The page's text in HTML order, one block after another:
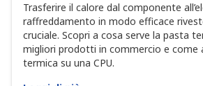
Trasferire il calore dal componente
raffreddamento in modo efficace
cruciale. Scopri a cosa serve la pasta
migliori prodotti in commercio e come
termica su una CPU.